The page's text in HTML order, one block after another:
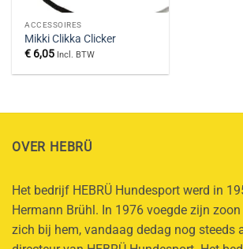
ACCESSOIRES
Mikki Clikka Clicker
€ 6,05 Incl. BTW
OVER HEBRÜ
Het bedrijf HEBRÜ Hundesport werd in
Hermann Brühl. In 1976 voegde zijn
zich bij hem, vandaag dedag nog steeds